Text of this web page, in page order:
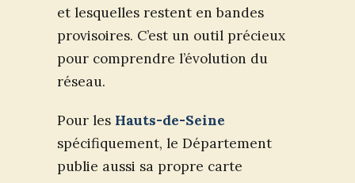
et lesquelles restent en bandes
provisoires. C’est un outil précieux
pour comprendre l’évolution du
réseau.
Pour les Hauts-de-Seine
spécifiquement, le Département
publie aussi sa propre carte